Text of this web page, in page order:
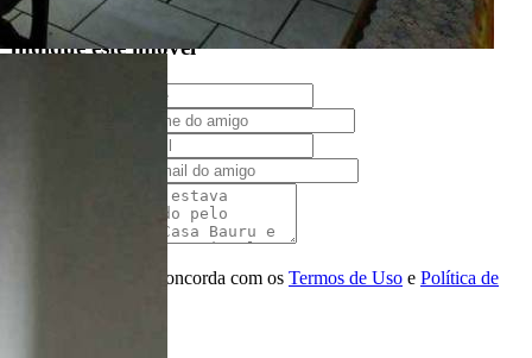
Indique este imóvel
Ao ENVIAR você concorda com os Termos de Uso e Política de